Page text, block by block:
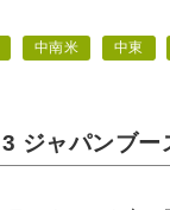
中南米 中東
ジャパンブ